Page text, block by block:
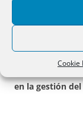
Cookie
.- VIZCAYA.
22/1/2020) del
en la gestión del